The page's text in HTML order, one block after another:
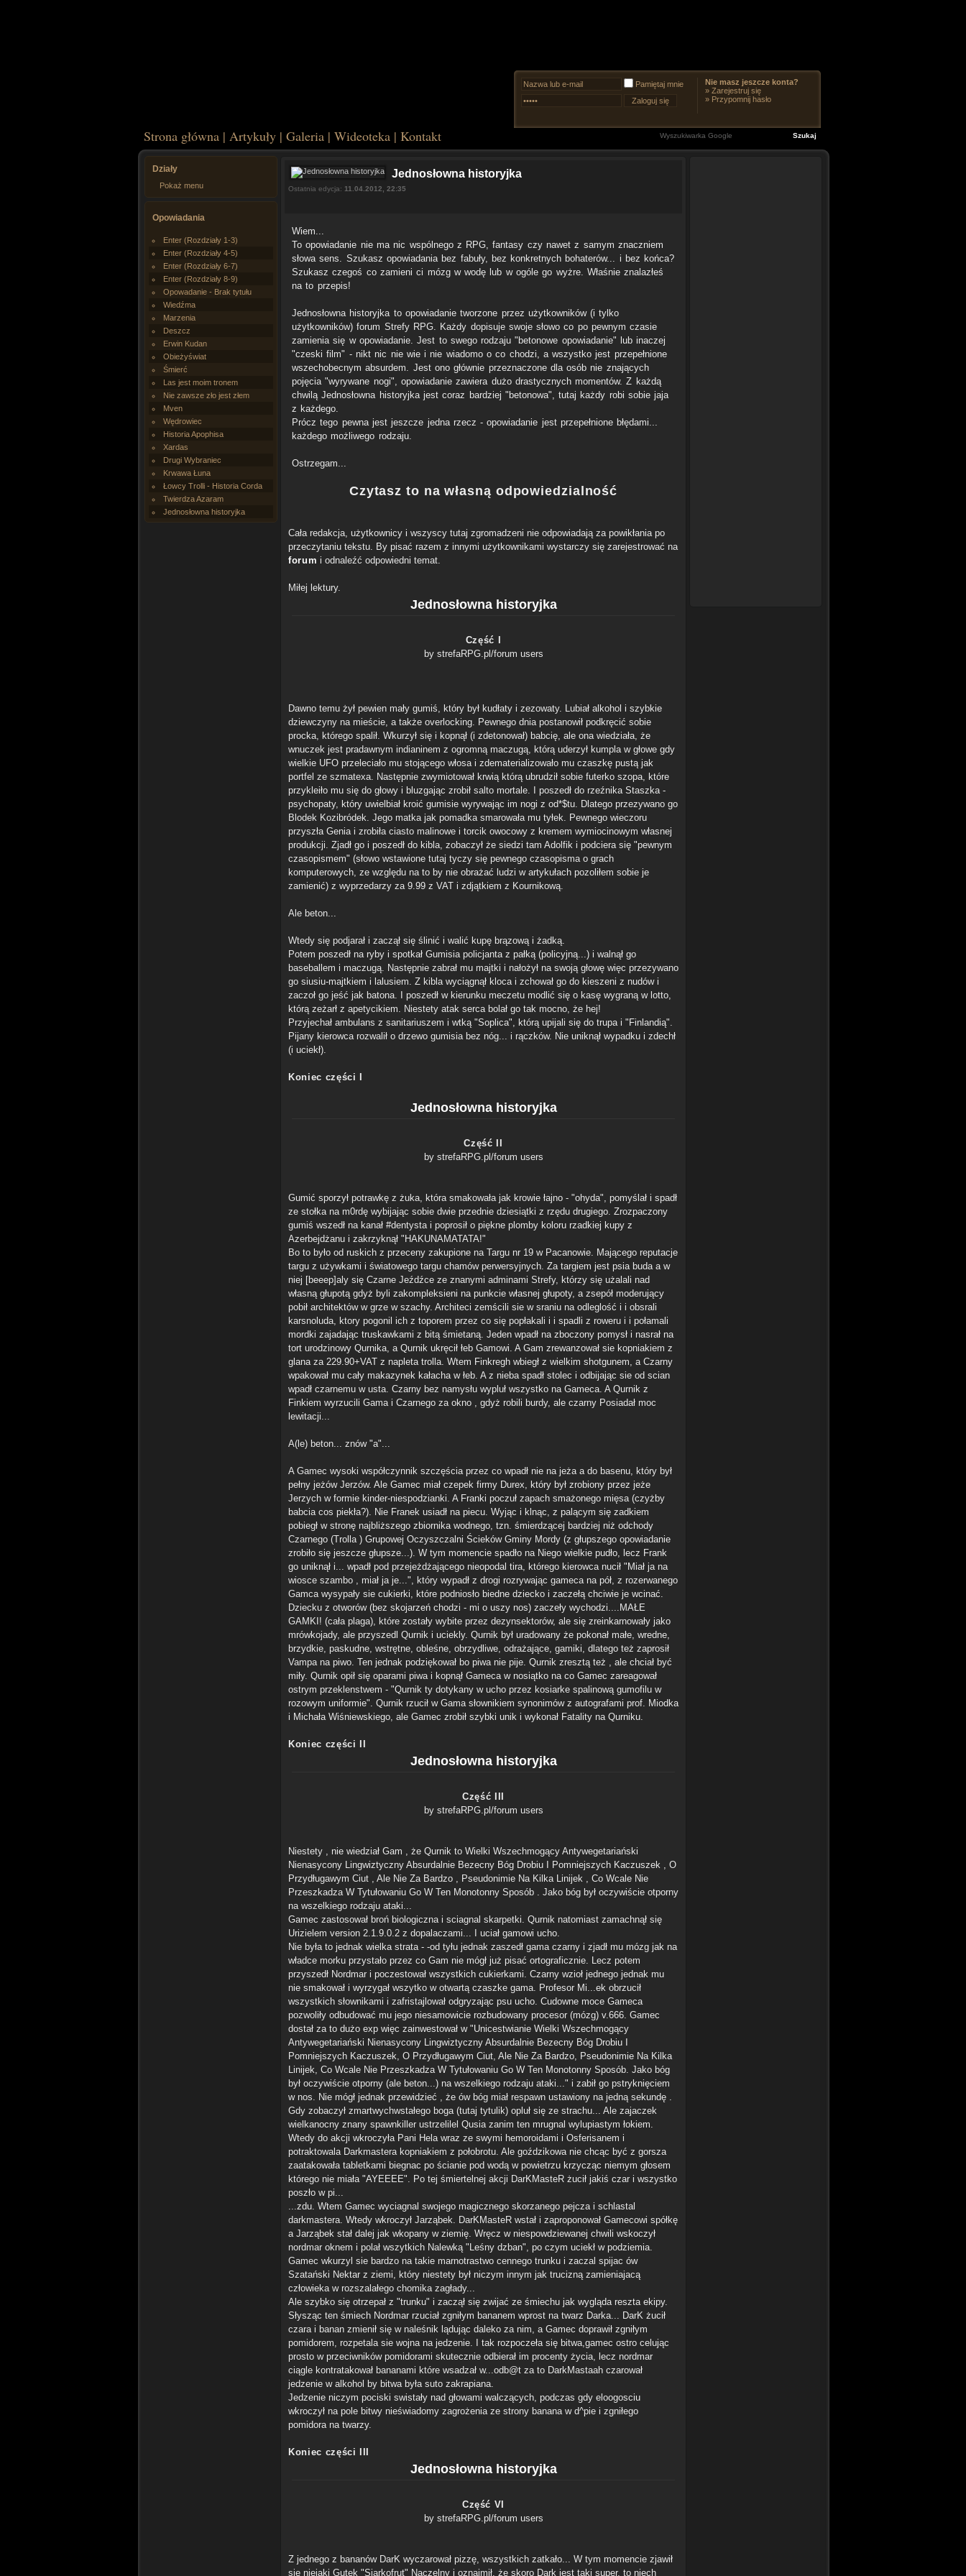
Pamiętaj mnie
Nie masz jeszcze konta?
» Zarejestruj się
» Przypomnij hasło
Strona główna | Artykuły | Galeria | Wideoteka | Kontakt
Działy
Pokaż menu
Opowiadania
Enter (Rozdziały 1-3)
Enter (Rozdziały 4-5)
Enter (Rozdziały 6-7)
Enter (Rozdziały 8-9)
Opowadanie - Brak tytułu
Wiedźma
Marzenia
Deszcz
Erwin Kudan
Obieżyświat
Śmierć
Las jest moim tronem
Nie zawsze zło jest złem
Mven
Wędrowiec
Historia Apophisa
Xardas
Drugi Wybraniec
Krwawa Łuna
Łowcy Trolli - Historia Corda
Twierdza Azaram
Jednosłowna historyjka
Jednosłowna historyjka
Ostatnia edycja: 11.04.2012, 22:35
Wiem...
To opowiadanie nie ma nic wspólnego z RPG, fantasy czy nawet z samym znaczniem
słowa sens. Szukasz opowiadania bez fabuły, bez konkretnych bohaterów... i bez końca?
Szukasz czegoś co zamieni ci mózg w wodę lub w ogóle go wyżre. Właśnie znalazłeś
na to przepis!
Jednosłowna historyjka to opowiadanie tworzone przez użytkowników (i tylko
użytkowników) forum Strefy RPG. Każdy dopisuje swoje słowo co po pewnym czasie
zamienia się w opowiadanie. Jest to swego rodzaju "betonowe opowiadanie" lub inaczej
"czeski film" - nikt nic nie wie i nie wiadomo o co chodzi, a wszystko jest przepełnione
wszechobecnym absurdem. Jest ono głównie przeznaczone dla osób nie znających
pojęcia "wyrywane nogi", opowiadanie zawiera dużo drastycznych momentów. Z każdą
chwilą Jednosłowna historyjka jest coraz bardziej "betonowa", tutaj każdy robi sobie jaja
z każdego.
Prócz tego pewna jest jeszcze jedna rzecz - opowiadanie jest przepełnione błędami...
każdego możliwego rodzaju.
Ostrzegam...
Czytasz to na własną odpowiedzialność
Cała redakcja, użytkownicy i wszyscy tutaj zgromadzeni nie odpowiadają za powikłania po
przeczytaniu tekstu. By pisać razem z innymi użytkownikami wystarczy się zarejestrować na
forum i odnaleźć odpowiedni temat.
Miłej lektury.
Jednosłowna historyjka
Część I
by strefaRPG.pl/forum users
Dawno temu żył pewien mały gumiś, który był kudłaty i zezowaty. Lubiał alkohol i szybkie
dziewczyny na mieście, a także overlocking. Pewnego dnia postanowił podkręcić sobie
procka, którego spalił. Wkurzył się i kopnął (i zdetonował) babcię, ale ona wiedziała, że
wnuczek jest pradawnym indianinem z ogromną maczugą, którą uderzył kumpla w głowe gdy
wielkie UFO przeleciało mu stojącego włosa i zdematerializowało mu czaszkę pustą jak
portfel ze szmatexa. Następnie zwymiotował krwią którą ubrudził sobie futerko szopa, które
przykleiło mu się do głowy i bluzgając zrobił salto mortale. I poszedł do rzeźnika Staszka -
psychopaty, który uwielbiał kroić gumisie wyrywając im nogi z od*$tu. Dlatego przezywano go
Blodek Kozibródek. Jego matka jak pomadka smarowała mu tyłek. Pewnego wieczoru
przyszła Genia i zrobiła ciasto malinowe i torcik owocowy z kremem wymiocinowym własnej
produkcji. Zjadł go i poszedł do kibla, zobaczył że siedzi tam Adolfik i podciera się "pewnym
czasopismem" (słowo wstawione tutaj tyczy się pewnego czasopisma o grach
komputerowych, ze względu na to by nie obrażać ludzi w artykułach pozoliłem sobie je
zamienić) z wyprzedarzy za 9.99 z VAT i zdjątkiem z Kournikową.
Ale beton...
Wtedy się podjarał i zaczął się ślinić i walić kupę brązową i żadką.
Potem poszedł na ryby i spotkał Gumisia policjanta z pałką (policyjną...) i walnął go
baseballem i maczugą. Następnie zabrał mu majtki i nałożył na swoją głowę więc przezywano
go siusiu-majtkiem i lalusiem. Z kibla wyciągnął kloca i zchował go do kieszeni z nudów i
zaczoł go jeść jak batona. I poszedł w kierunku meczetu modlić się o kasę wygraną w lotto,
którą zeżarł z apetycikiem. Niestety atak serca bolał go tak mocno, że hej!
Przyjechał ambulans z sanitariuszem i wtką "Soplica", którą upijali się do trupa i "Finlandią".
Pijany kierowca rozwalił o drzewo gumisia bez nóg... i rączków. Nie uniknął wypadku i zdechł
(i uciekł).
Koniec części I
Jednosłowna historyjka
Część II
by strefaRPG.pl/forum users
Gumić sporzył potrawkę z żuka, która smakowała jak krowie łajno - "ohyda", pomyślał i spadł
ze stołka na m0rdę wybijając sobie dwie przednie dziesiątki z rzędu drugiego. Zrozpaczony
gumiś wszedł na kanał #dentysta i poprosił o piękne plomby koloru rzadkiej kupy z
Azerbejdżanu i zakrzyknął "HAKUNAMATATA!"
Bo to było od ruskich z przeceny zakupione na Targu nr 19 w Pacanowie. Mającego reputacje
targu z używkami i światowego targu chamów perwersyjnych. Za targiem jest psia buda a w
niej [beeep]aly się Czarne Jeźdźce ze znanymi adminami Strefy, którzy się użalali nad
własną głupotą gdyż byli zakompleksieni na punkcie własnej głupoty, a zsepół moderujący
pobił architektów w grze w szachy. Architeci zemścili sie w sraniu na odleglość i i obsrali
karsnoluda, ktory pogonil ich z toporem przez co się popłakali i i spadli z roweru i i połamali
mordki zajadając truskawkami z bitą śmietaną. Jeden wpadł na zboczony pomysł i nasrał na
tort urodzinowy Qurnika, a Qurnik ukręcił łeb Gamowi. A Gam zrewanzował sie kopniakiem z
glana za 229.90+VAT z napleta trolla. Wtem Finkregh wbiegł z wielkim shotgunem, a Czarny
wpakował mu cały makazynek kałacha w łeb. A z nieba spadł stolec i odbijając sie od scian
wpadł czarnemu w usta. Czarny bez namysłu wypluł wszystko na Gameca. A Qurnik z
Finkiem wyrzucili Gama i Czarnego za okno , gdyż robili burdy, ale czarny Posiadał moc
lewitacji...
A(le) beton... znów "a"...
A Gamec wysoki współczynnik szczęścia przez co wpadł nie na jeża a do basenu, który był
pełny jeżów Jerzów. Ale Gamec miał czepek firmy Durex, który był zrobiony przez jeże
Jerzych w formie kinder-niespodzianki. A Franki poczuł zapach smażonego mięsa (czyżby
babcia cos piekła?). Nie Franek usiadł na piecu. Wyjąc i klnąc, z palącym się zadkiem
pobiegł w stronę najbliższego zbiornika wodnego, tzn. śmierdzącej bardziej niż odchody
Czarnego (Trolla ) Grupowej Oczyszczalni Ścieków Gminy Mordy (z głupszego opowiadanie
zrobiło się jeszcze głupsze...). W tym momencie spadło na Niego wielkie pudło, lecz Frank
go uniknął i... wpadł pod przejeżdżającego nieopodal tira, którego kierowca nucił "Miał ja na
wiosce szambo , miał ja je...", który wypadł z drogi rozrywając gameca na pół, z rozerwanego
Gamca wysypały sie cukierki, które podniosło biedne dziecko i zaczełą chciwie je wcinać.
Dziecku z otworów (bez skojarzeń chodzi - mi o uszy nos) zaczeły wychodzi....MAŁE
GAMKI! (cała plaga), które zostały wybite przez dezynsektorów, ale się zreinkarnowały jako
mrówkojady, ale przyszedl Qurnik i uciekly. Qurnik był uradowany że pokonał małe, wredne,
brzydkie, paskudne, wstrętne, obleśne, obrzydliwe, odrażające, gamiki, dlatego też zaprosił
Vampa na piwo. Ten jednak podziękował bo piwa nie pije. Qurnik zresztą też , ale chciał być
miły. Qurnik opił się oparami piwa i kopnął Gameca w nosiątko na co Gamec zareagował
ostrym przeklenstwem - "Qurnik ty dotykany w ucho przez kosiarke spalinową gumofilu w
rozowym uniformie". Qurnik rzucił w Gama słownikiem synonimów z autografami prof. Miodka
i Michała Wiśniewskiego, ale Gamec zrobił szybki unik i wykonał Fatality na Qurniku.
Koniec części II
Jednosłowna historyjka
Część III
by strefaRPG.pl/forum users
Niestety , nie wiedział Gam , że Qurnik to Wielki Wszechmogący Antywegetariański
Nienasycony Lingwiztyczny Absurdalnie Bezecny Bóg Drobiu I Pomniejszych Kaczuszek , O
Przydługawym Ciut , Ale Nie Za Bardzo , Pseudonimie Na Kilka Linijek , Co Wcale Nie
Przeszkadza W Tytułowaniu Go W Ten Monotonny Sposób . Jako bóg był oczywiście otporny
na wszelkiego rodzaju ataki...
Gamec zastosował broń biologiczna i sciagnal skarpetki. Qurnik natomiast zamachnął się
Urizielem version 2.1.9.0.2 z dopalaczami... I uciał gamowi ucho.
Nie była to jednak wielka strata - -od tyłu jednak zaszedł gama czarny i zjadł mu mózg jak na
władce morku przystało przez co Gam nie mógł już pisać ortograficznie. Lecz potem
przyszedł Nordmar i poczestował wszystkich cukierkami. Czarny wzioł jednego jednak mu
nie smakował i wyrzygał wszytko w otwartą czaszke gama. Profesor Mi...ek obrzucił
wszystkich słownikami i zafristajlował odgryzając psu ucho. Cudowne moce Gameca
pozwoliły odbudować mu jego niesamowicie rozbudowany procesor (mózg) v.666. Gamec
dostał za to dużo exp więc zainwestował w "Unicestwianie Wielki Wszechmogący
Antywegetariański Nienasycony Lingwiztyczny Absurdalnie Bezecny Bóg Drobiu I
Pomniejszych Kaczuszek, O Przydługawym Ciut, Ale Nie Za Bardzo, Pseudonimie Na Kilka
Linijek, Co Wcale Nie Przeszkadza W Tytułowaniu Go W Ten Monotonny Sposób. Jako bóg
był oczywiście otporny (ale beton...) na wszelkiego rodzaju ataki..." i zabił go pstryknięciem
w nos. Nie mógł jednak przewidzieć , że ów bóg miał respawn ustawiony na jedną sekundę .
Gdy zobaczył zmartwychwstałego boga (tutaj tytulik) opluł się ze strachu... Ale zajaczek
wielkanocny znany spawnkiller ustrzelilel Qusia zanim ten mrugnal wylupiastym łokiem.
Wtedy do akcji wkroczyła Pani Hela wraz ze swymi hemoroidami i Osferisanem i
potraktowala Darkmastera kopniakiem z połobrotu. Ale goździkowa nie chcąc być z gorsza
zaatakowała tabletkami biegnac po ścianie pod wodą w powietrzu krzycząc niemym głosem
którego nie miała "AYEEEE". Po tej śmiertelnej akcji DarKMasteR żucił jakiś czar i wszystko
poszło w pi...
...zdu. Wtem Gamec wyciagnal swojego magicznego skorzanego pejcza i schlastal
darkmastera. Wtedy wkroczył Jarząbek. DarKMasteR wstał i zaproponował Gamecowi spółkę
a Jarząbek stał dalej jak wkopany w ziemię. Wręcz w niespowdziewanej chwili wskoczył
nordmar oknem i polał wszytkich Nalewką "Leśny dzban", po czym uciekł w podziemia.
Gamec wkurzyl sie bardzo na takie marnotrastwo cennego trunku i zaczal spijac ów
Szatański Nektar z ziemi, który niestety był niczym innym jak trucizną zamieniajacą
człowieka w rozszalałego chomika zagłady...
Ale szybko się otrzepał z "trunku" i zaczął się zwijać ze śmiechu jak wygląda reszta ekipy.
Słysząc ten śmiech Nordmar rzuciał zgniłym bananem wprost na twarz Darka... DarK żucił
czara i banan zmienił się w naleśnik lądując daleko za nim, a Gamec doprawił zgniłym
pomidorem, rozpetala sie wojna na jedzenie. I tak rozpoczeła się bitwa,gamec ostro celując
prosto w przeciwników pomidorami skutecznie odbierał im procenty życia, lecz nordmar
ciągle kontratakował bananami które wsadzał w...odb@t za to DarkMastaah czarował
jedzenie w alkohol by bitwa była suto zakrapiana.
Jedzenie niczym pociski swistały nad głowami walczących, podczas gdy eloogosciu
wkroczył na pole bitwy nieświadomy zagrożenia ze strony banana w d^pie i zgniłego
pomidora na twarzy.
Koniec części III
Jednosłowna historyjka
Część VI
by strefaRPG.pl/forum users
Z jednego z bananów DarK wyczarował pizzę, wszystkich zatkało... W tym momencie zjawił
się niejaki Gutek "Siarkofrut" Naczelny i oznajmił, że skoro Dark jest taki super, to niech